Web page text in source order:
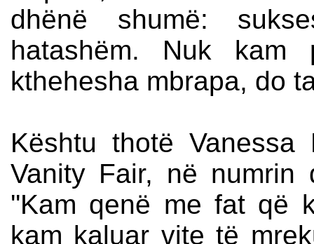
dhënë shumë:
hatashëm. Nuk
kthehesha mbrapa, do
Kështu thotë
Vanity Fair, në
''Kam qenë me fat që
kam kaluar vite të